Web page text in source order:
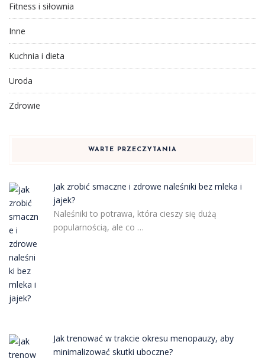
Fitness i siłownia
Inne
Kuchnia i dieta
Uroda
Zdrowie
WARTE PRZECZYTANIA
Jak zrobić smaczne i zdrowe naleśniki bez mleka i
jajek?
Naleśniki to potrawa, która cieszy się dużą
popularnością, ale co …
Jak trenować w trakcie okresu menopauzy, aby
minimalizować skutki uboczne?